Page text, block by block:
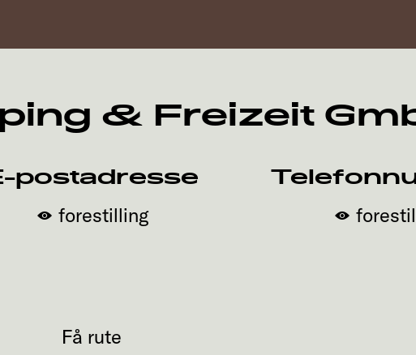
& Freizeit
postadresse
forestilling
Få rute